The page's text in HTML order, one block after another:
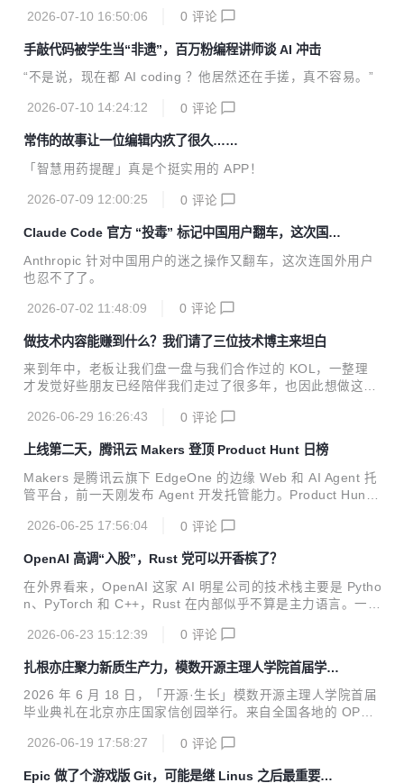
2026-07-10 16:50:06 0 评论
手敲代码被学生当“非遗”，百万粉编程讲师谈 AI 冲击
“不是说，现在都 AI coding ？他居然还在手搓，真不容易。”
2026-07-10 14:24:12 0 评论
常伟的故事让一位编辑内疚了很久……
「智慧用药提醒」真是个挺实用的 APP！
2026-07-09 12:00:25 0 评论
Claude Code 官方 “投毒” 标记中国用户翻车，这次国外
用户也怒了
Anthropic 针对中国用户的迷之操作又翻车，这次连国外用户
也忍不了了。
2026-07-02 11:48:09 0 评论
做技术内容能赚到什么？我们请了三位技术博主来坦白
来到年中，老板让我们盘一盘与我们合作过的 KOL，一整理
才发觉好些朋友已经陪伴我们走过了很多年，也因此想做这么
《脱口秀和 Ta 的朋友们》，希望这个栏目区别于以往请嘉宾
过来，聊他们跟 OSChina 社区合作的真实经历，怎么认识
的，合作干了什么，最后拿到了什么——金币、粉丝、机会，
或者三者都有。 这个系列的出发点并不复杂。过去几年，OS
China 社区陆陆续续跟不少技术博主、独立开发者有过合作。
有人通过这些合作接到了项目，有人攒了一波精准的技术粉
2026-06-29 16:26:43 0 评论
上线第二天，腾讯云 Makers 登顶 Product Hunt 日榜
Makers 是腾讯云旗下 EdgeOne 的边缘 Web 和 AI Agent 托
管平台，前一天刚发布 Agent 开发托管能力。Product Hunt
味着当天的投票和讨论热度超过了同时上架的所有产品。一个
2026-06-25 17:56:04 0 评论
OpenAI 高调“入股”，Rust 党可以开香槟了？
在外界看来，OpenAI 这家 AI 明星公司的技术栈主要是 Pytho
n、PyTorch 和 C++，Rust 在内部似乎不算是主力语言。一个
为何？
2026-06-23 15:12:39 0 评论
扎根亦庄聚力新质生产力，模数开源主理人学院首届学员
顺利结业
2026 年 6 月 18 日，「开源·生长」模数开源主理人学院首届
毕业典礼在北京亦庄国家信创园举行。来自全国各地的 OPC
展，正式从这座“创业黄埔军校”走向市场。 回想 4 月 22 日，
2026-06-19 17:58:27 0 评论
Epic 做了个游戏版 Git，可能是继 Linus 之后最重要的